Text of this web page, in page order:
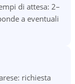
di attesa: 2–
a eventuali
richiesta